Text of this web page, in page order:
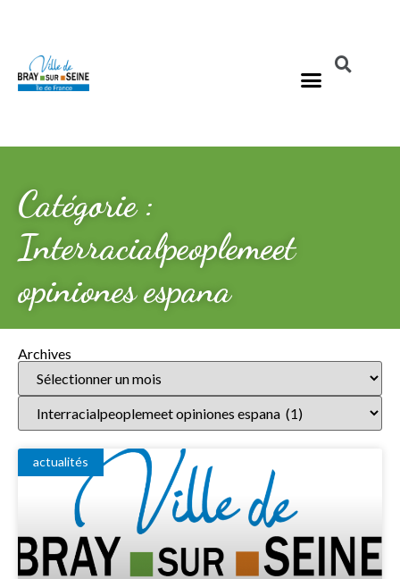
Catégorie :
Interracialpeoplemeet
opiniones espana
Archives
actualités